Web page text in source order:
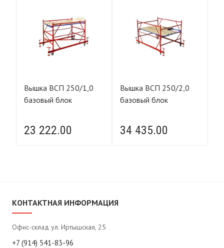
Вышка ВСП 250/1,0
базовый блок
23 222.00
Вышка ВСП 250/2,0
базовый блок
34 435.00
КОНТАКТНАЯ ИНФОРМАЦИЯ
Офис-склад ул. Иртышская, 25
+7 (914) 541-83-96